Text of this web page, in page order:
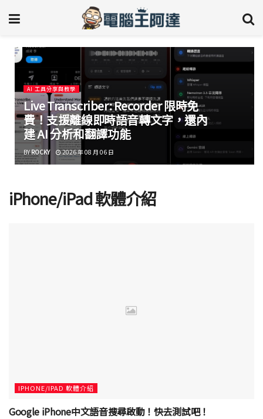
AI 工具分享與教學
Live Transcriber: Recorder 限時免
費！支援離線即時語音轉文字，還內
建 AI 分析和翻譯功能
BYROCKY 2026 年 08 月 06 日
iPhone/iPad 軟體介紹
IPHONE/IPAD 軟體介紹
Google iPhone中文語音搜尋啟動！快去測試吧！